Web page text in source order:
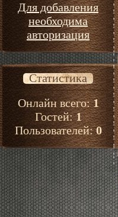
Для добавления
необходима
авторизация
Статистика
Онлайн всего:1
Гостей:1
Пользователей:0